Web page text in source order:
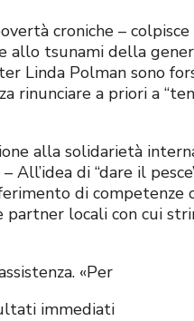
croniche –
allo tsunami della
Linda Polman sono
rinunciare a priori a
alla solidarietà
di “dare il
di
partner locali con cui
«Per
immediati